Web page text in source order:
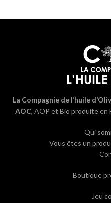
La Compagnie de l’huile
AOC, AOP et Bio produite en
Qui
Vous êtes un
Boutique
Jeu